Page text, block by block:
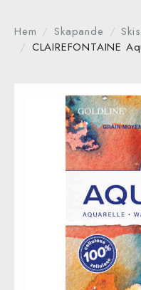
Hem Skapande
CLAIREFONTAINE